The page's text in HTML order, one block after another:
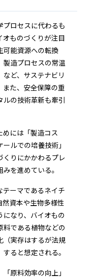
ロセスに代わるも
オものづくりが注目
可能資源への転換
製造プロセスの常温
ど、サステナビリ
また、安全保障の重
ルの技術革新も牽引
めには「製造コス
ルでの培養技術」
くりにかかわるプレ
を進めている。
テーマであるネイチ
資本や生物多様性
になり、バイオもの
料である植物などの
（実存はするが法規
ると想定される。
原料効率の向上」